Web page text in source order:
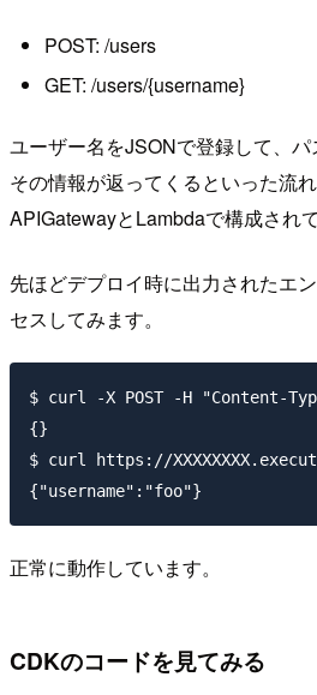
POST: /users
GET: /users/{username}
ユーザー名をJSONで登録して、
その情報が返ってくるといった流
APIGatewayとLambdaで構成されて
先ほどデプロイ時に出力されたエ
セスしてみます。
$ curl -X POST -H "Content-
{}
$ curl https://
正常に動作しています。
CDKのコードを見てみる